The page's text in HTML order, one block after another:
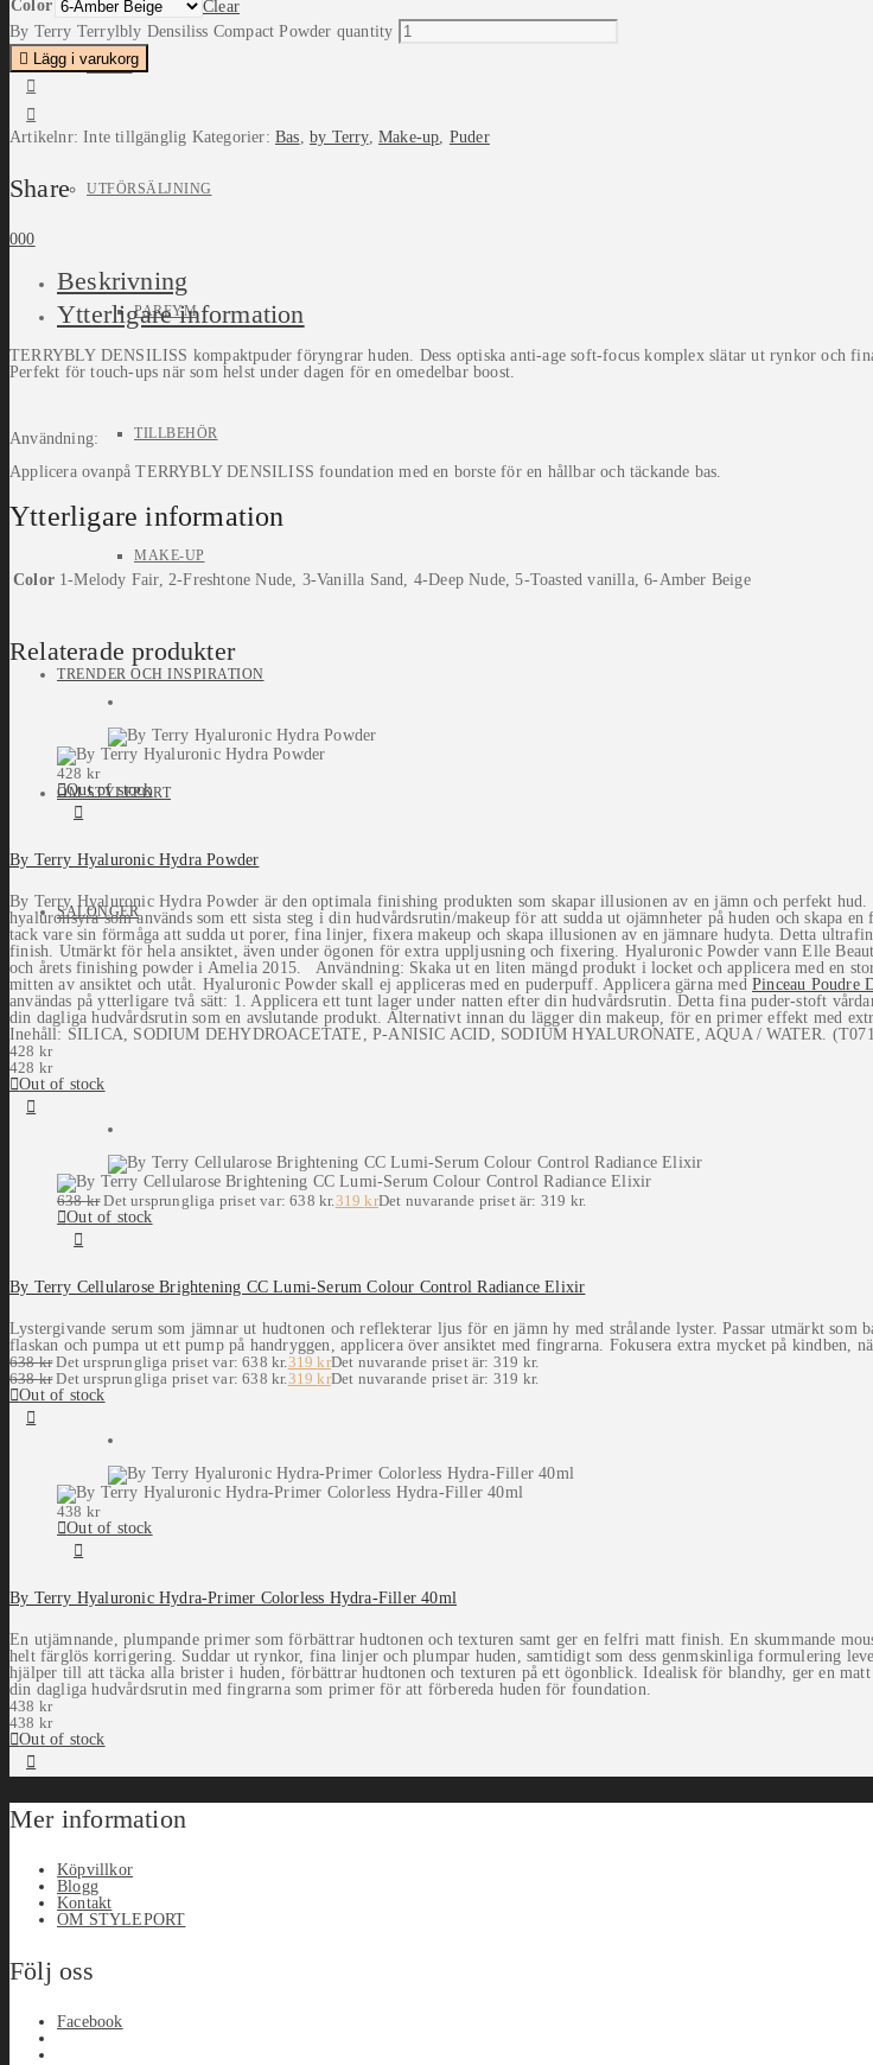
ORIBE
UTFÖRSÄLJNING
PARFYM
TILLBEHÖR
MAKE-UP
TRENDER OCH INSPIRATION
OM STYLEPORT
SALONGER
Color
Clear
By Terry Terrylbly Densiliss Compact Powder quantity
Lägg i varukorg
Artikelnr:Inte tillgänglig Kategorier:Bas,by Terry,Make-up, Puder
Share
000
Beskrivning
Ytterligare information
TERRYBLY DENSILISS kompaktpuder föryngrar huden. Dess optiska anti-age soft-focus komplex slätar ut rynkor och
Perfekt för touch-ups när som helst under dagen för en omedelbar boost.
Användning:
Applicera ovanpå TERRYBLY DENSILISS foundation med en borste för en hållbar och täckande bas.
Ytterligare information
Color 1-Melody Fair, 2-Freshtone Nude, 3-Vanilla Sand, 4-Deep Nude, 5-Toasted vanilla, 6-Amber Beige
Relaterade produkter
428 kr
Out of stock
By Terry Hyaluronic Hydra Powder
By Terry Hyaluronic Hydra Powder är den optimala finishing produkten som skapar illusionen av en jämn och perfekt
hyaluronsyra som används som ett sista steg i din hudvårdsrutin/makeup för att sudda ut ojämnheter på huden och skapa
tack vare sin förmåga att sudda ut porer, fina linjer, fixera makeup och skapa illusionen av en jämnare hudyta. Detta
finish. Utmärkt för hela ansiktet, även under ögonen för extra uppljusning och fixering. Hyaluronic Powder vann Elle
och årets finishing powder i Amelia 2015. Användning: Skaka ut en liten mängd produkt i locket och applicera med en
mitten av ansiktet och utåt. Hyaluronic Powder skall ej appliceras med en puderpuff. Applicera gärna medPinceau Poudre
användas på ytterligare två sätt: 1. Applicera ett tunt lager under natten efter din hudvårdsrutin. Detta fina puder-stoft
din dagliga hudvårdsrutin som en avslutande produkt. Alternativt innan du lägger din makeup, för en primer effekt med
Inehåll: SILICA, SODIUM DEHYDROACETATE, P-ANISIC ACID, SODIUM HYALURONATE, AQUA / WATER.
428 kr
428 kr
Out of stock
638kr Det ursprungliga priset var: 638 kr.319krDet nuvarande priset är: 319 kr.
Out of stock
By Terry Cellularose Brightening CC Lumi-Serum Colour Control Radiance Elixir
Lystergivande serum som jämnar ut hudtonen och reflekterar ljus för en jämn hy med strålande lyster. Passar utmärkt som
flaskan och pumpa ut ett pump på handryggen, applicera över ansiktet med fingrarna. Fokusera extra mycket på kindben,
638kr Det ursprungliga priset var: 638 kr.319krDet nuvarande priset är: 319 kr.
638kr Det ursprungliga priset var: 638 kr.319krDet nuvarande priset är: 319 kr.
Out of stock
438 kr
Out of stock
By Terry Hyaluronic Hydra-Primer Colorless Hydra-Filler 40ml
En utjämnande, plumpande primer som förbättrar hudtonen och texturen samt ger en felfri matt finish. En skummande
helt färglös korrigering. Suddar ut rynkor, fina linjer och plumpar huden, samtidigt som dess genmskinliga formulering
hjälper till att täcka alla brister i huden, förbättrar hudtonen och texturen på ett ögonblick. Idealisk för blandhy, ger en
din dagliga hudvårdsrutin med fingrarna som primer för att förbereda huden för foundation.
438 kr
438 kr
Out of stock
Mer information
Köpvillkor
Blogg
Kontakt
OM STYLEPORT
Följ oss
Facebook